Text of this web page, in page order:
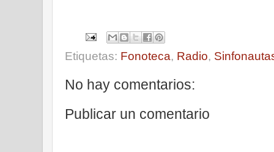
Etiquetas: Fonoteca, Radio,
No hay comentarios:
Publicar un comentario